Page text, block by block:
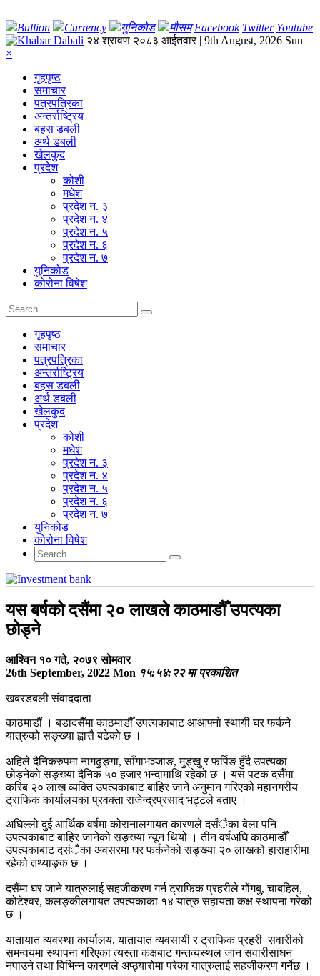
Bullion Currency युनिकोड मौसम Facebook Twitter Youtube
२४ श्रावण २०८३ आईतवार | 9th August, 2026 Sun
×
गृहपृष्‍ठ
समाचार
पत्रपत्रिका
अन्तर्राष्ट्रिय
बहस डबली
अर्थ डबली
खेलकुद
प्रदेश
कोशी
मधेश
प्रदेश न. ३
प्रदेश न. ४
प्रदेश न. ५
प्रदेश न. ६
प्रदेश न. ७
युनिकोड
कोरोना विषेश
गृहपृष्‍ठ
समाचार
पत्रपत्रिका
अन्तर्राष्ट्रिय
बहस डबली
अर्थ डबली
खेलकुद
प्रदेश
कोशी
मधेश
प्रदेश न. ३
प्रदेश न. ४
प्रदेश न. ५
प्रदेश न. ६
प्रदेश न. ७
युनिकोड
कोरोना विषेश
यस बर्षको दसैंमा २० लाखले काठमाडौँ उपत्यका
छोड्ने
आश्विन १० गते, २०७९ सोमवार
26th September, 2022 Mon १५:५४:२२ मा प्रकाशित
खबरडबली संवाददाता
काठमाडौं । बडादसैँमा काठमाडौँ उपत्यकाबाट आआफ्नो स्थायी घर फर्कने
यात्रुको सङ्ख्या ह्वात्तै बढेको छ ।
अहिले दैनिकरुपमा नागढुङ्गा, साँगाभञ्जाङ, मुड्खु र फर्पिङ हुँदै उपत्यका
छोड्नेको सङ्ख्या दैनिक ५० हजार भन्दामाथि रहेको छ । यस पटक दसैँमा
करिब २० लाख व्यक्ति उपत्यकाबाट बाहिर जाने अनुमान गरिएको महानगरीय
ट्राफिक कार्यालयका प्रवक्ता राजेन्द्रप्रसाद भट्टले बताए ।
अघिल्लो दुई आर्थिक वर्षमा कोरानालगायत कारणले दसँैका बेला पनि
उपत्यकाबाट बाहिर जानेको सङ्ख्या न्यून थियो । तीन वर्षअघि काठमाडौँ
उपत्यकाबाट दसंैका अवसरमा घर फर्कनेको सङ्ख्या २० लाखको हाराहारीमा
रहेको तथ्याङ्क छ ।
दसैंमा घर जाने यात्रुलाई सहजीकरण गर्न ट्राफिक प्रहरीले गोंगबु, चाबहिल,
कोटेश्वर, कलङ्कीलगायत उपत्यकाका १४ यात्रु सहायता कक्ष स्थापना गरेको
छ ।
यातायात व्यवस्था कार्यालय, यातायात व्यवसायी र ट्राफिक प्रहरी सवारीको
समन्वयमा स्थापना गरिएका त्यस्ता कक्षबाट गन्तव्यस्थल जान सवारीसाधन
नपाउने तथा विभिन्न कारणले अप्ठ्यारोमा परेका यात्रुलाई सहजीकरण गर्नेछ ।